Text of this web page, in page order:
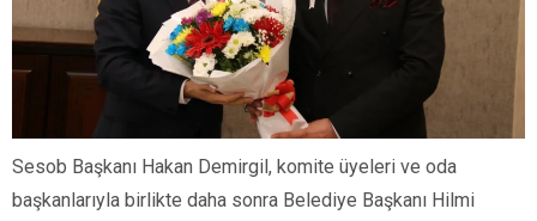
Sesob Başkanı Hakan Demirgil, komite üyeleri ve oda
başkanlarıyla birlikte daha sonra Belediye Başkanı Hilmi